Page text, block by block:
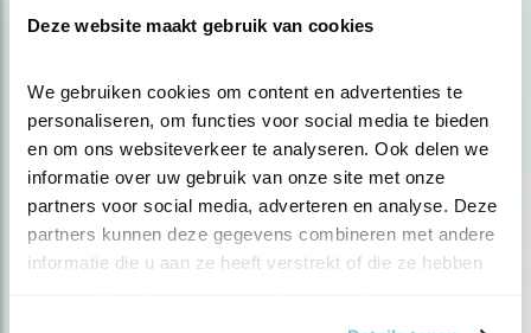
Deze website maakt gebruik van cookies
We gebruiken cookies om content en advertenties te
personaliseren, om functies voor social media te bieden
en om ons websiteverkeer te analyseren. Ook delen we
informatie over uw gebruik van onze site met onze
partners voor social media, adverteren en analyse. Deze
partners kunnen deze gegevens combineren met andere
informatie die u aan ze heeft verstrekt of die ze hebben